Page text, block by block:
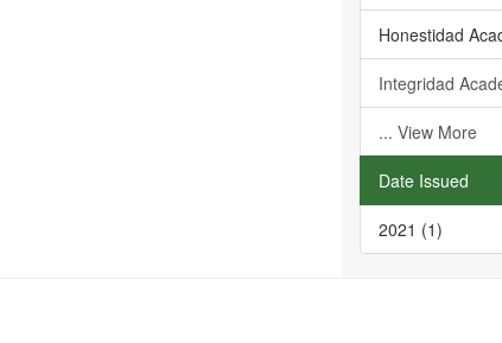
Honestidad
Integridad
... View More
Date Issued
2021 (1)